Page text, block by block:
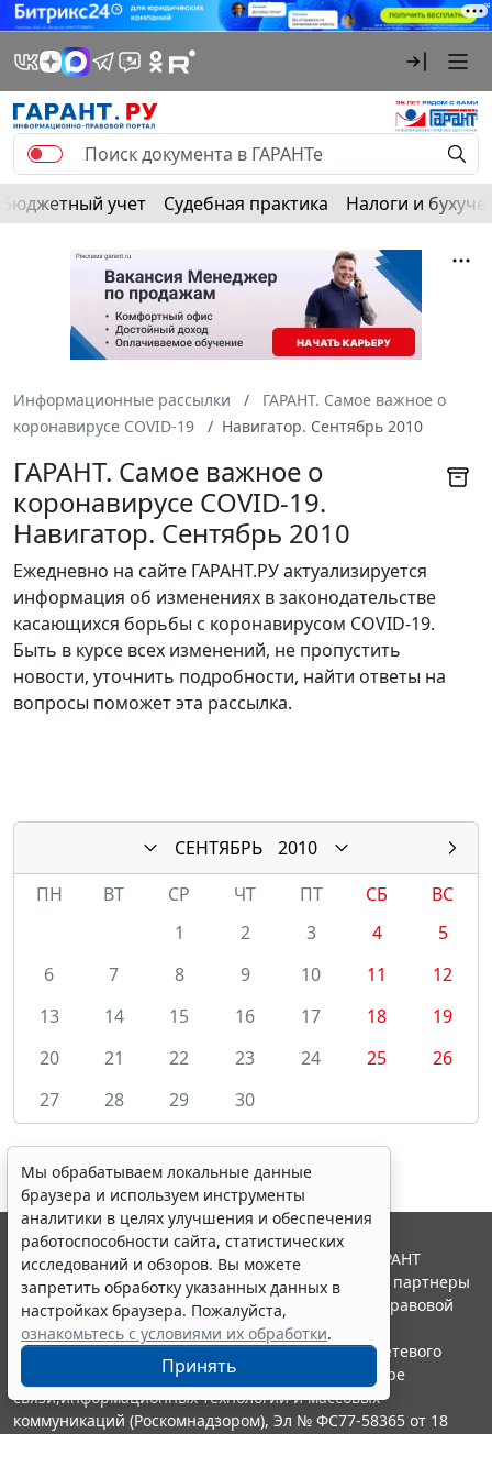
Бюджетный учет Судебная практика Налоги и
Информационные рассылки
ГАРАНТ. Самое важное о
коронавирусе COVID-19
Навигатор. Сентябрь 2010
ГАРАНТ. Самое важное о
коронавирусе COVID-19.
Навигатор. Сентябрь 2010
Ежедневно на сайте ГАРАНТ.РУ актуализируется
информация об изменениях в законодательстве
касающихся борьбы с коронавирусом COVID-19.
Быть в курсе всех изменений, не пропустить
новости, уточнить подробности, найти ответы на
вопросы поможет эта рассылка.
СЕНТЯБРЬ
2010
ПН
ВТ СР ЧТ ПТ СБ
ВС
1
2 3 4
5
6
7 8 9 10 11
12
13
14 15 16 17 18
19
20
21 22 23 24 25
26
27
28 29 30
Мы обрабатываем локальные данные
браузера и используем инструменты
аналитики в целях улучшения и обеспечения
работоспособности сайта, статистических
исследований и обзоров. Вы можете
запретить обработку указанных данных в
настройках браузера. Пожалуйста,
ознакомьтесь с условиями их обработки.
Принять
© ООО "НПП "ГАРАНТ-СЕРВИС", 2026. Система ГАРАНТ
выпускается с 1990 года. Компания "Гарант" и ее партнеры
являются участниками Российской ассоциации правовой
информации ГАРАНТ.
Портал ГАРАНТ.РУ зарегистрирован в качестве сетевого
издания Федеральной службой по надзору в сфере
связи,информационных технологий и массовых
коммуникаций (Роскомнадзором), Эл № ФС77-58365 от 18